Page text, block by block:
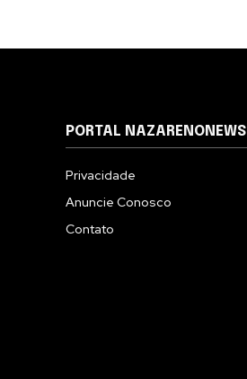
PORTAL NAZARENONEWS
Privacidade
Anuncie Conosco
Contato